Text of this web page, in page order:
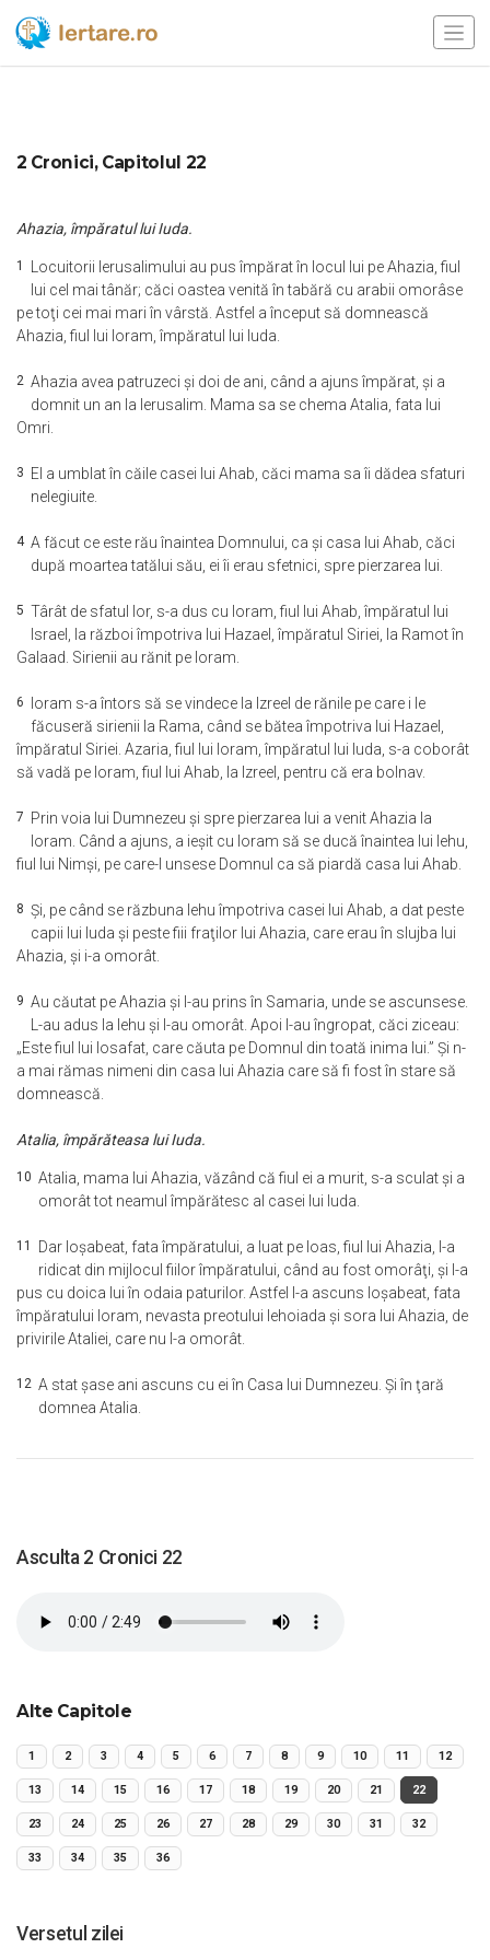
2 Cronici, Capitolul 22
Ahazia, împăratul lui Iuda.
1
Locuitorii Ierusalimului au pus împărat în locul lui pe Ahazia, fiul
lui cel mai tânăr; căci oastea venită în tabără cu arabii omorâse
pe toţi cei mai mari în vârstă. Astfel a început să domnească
Ahazia, fiul lui Ioram, împăratul lui Iuda.
2 Ahazia avea patruzeci şi doi de ani, când a ajuns împărat, şi a
domnit un an la Ierusalim. Mama sa se chema Atalia, fata lui
Omri.
3 El a umblat în căile casei lui Ahab, căci mama sa îi dădea sfaturi
nelegiuite.
4 A făcut ce este rău înaintea Domnului, ca şi casa lui Ahab, căci
după moartea tatălui său, ei îi erau sfetnici, spre pierzarea lui.
5 Târât de sfatul lor, s-a dus cu Ioram, fiul lui Ahab, împăratul lui
Israel, la război împotriva lui Hazael, împăratul Siriei, la Ramot în
Galaad. Sirienii au rănit pe Ioram.
6
Ioram s-a întors să se vindece la Izreel de rănile pe care i le
făcuseră sirienii la Rama, când se bătea împotriva lui Hazael,
împăratul Siriei. Azaria, fiul lui Ioram, împăratul lui Iuda, s-a coborât
să vadă pe Ioram, fiul lui Ahab, la Izreel, pentru că era bolnav.
7 Prin voia lui Dumnezeu şi spre pierzarea lui a venit Ahazia la
Ioram. Când a ajuns, a ieşit cu Ioram să se ducă înaintea lui Iehu,
fiul lui Nimşi, pe care-l unsese Domnul ca să piardă casa lui Ahab.
8 Şi, pe când se răzbuna Iehu împotriva casei lui Ahab, a dat peste
capii lui Iuda şi peste fiii fraţilor lui Ahazia, care erau în slujba lui
Ahazia, şi i-a omorât.
9 Au căutat pe Ahazia şi l-au prins în Samaria, unde se ascunsese.
L-au adus la Iehu şi l-au omorât. Apoi l-au îngropat, căci ziceau:
„Este fiul lui Iosafat, care căuta pe Domnul din toată inima lui.” Şi n-
a mai rămas nimeni din casa lui Ahazia care să fi fost în stare să
domnească.
Atalia, împărăteasa lui Iuda.
10 Atalia, mama lui Ahazia, văzând că fiul ei a murit, s-a sculat şi a
omorât tot neamul împărătesc al casei lui Iuda.
11 Dar Ioşabeat, fata împăratului, a luat pe Ioas, fiul lui Ahazia, l-a
ridicat din mijlocul fiilor împăratului, când au fost omorâţi, şi l-a
pus cu doica lui în odaia paturilor. Astfel l-a ascuns Ioşabeat, fata
împăratului Ioram, nevasta preotului Iehoiada şi sora lui Ahazia, de
privirile Ataliei, care nu l-a omorât.
12 A stat şase ani ascuns cu ei în Casa lui Dumnezeu. Şi în ţară
domnea Atalia.
Asculta 2 Cronici 22
Alte Capitole
1 2 3 4 5 6 7 8 9 10 11 12
13 14 15 16 17 18 19 20 21 22
23 24 25 26 27 28 29 30 31 32
33 34 35 36
Versetul zilei